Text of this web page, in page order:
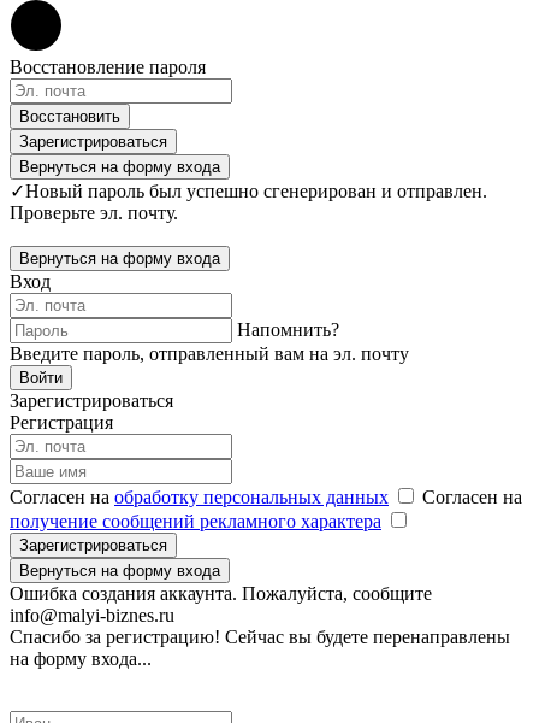
Восстановление пароля
Восстановить
Зарегистрироваться
Вернуться на форму входа
✓Новый пароль был успешно сгенерирован и отправлен.
Проверьте эл. почту.
Вернуться на форму входа
Вход
Напомнить?
Введите пароль, отправленный вам на эл. почту
Войти
Зарегистрироваться
Регистрация
Согласен на обработку персональных данных
Согласен на
получение сообщений рекламного характера
Зарегистрироваться
Вернуться на форму входа
Ошибка создания аккаунта. Пожалуйста, сообщите
info@malyi-biznes.ru
Спасибо за регистрацию! Сейчас вы будете перенаправлены
на форму входа...